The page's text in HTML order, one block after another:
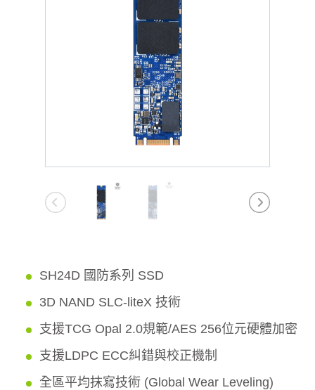
SH24D 國防系列 SSD
3D NAND SLC-liteX 技術
支援TCG Opal 2.0規範/AES 256位元硬體加密
支援LDPC ECC糾錯與校正機制
全區平均抹寫技術 (Global Wear Leveling)